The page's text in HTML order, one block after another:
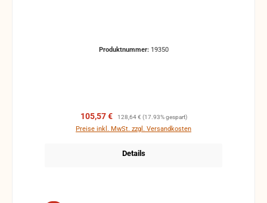
Produktnummer: 19350
Verkaufspreis:
105,57 € Regulärer Preis:
128,64 € (17.93% gespart)
Preise inkl. MwSt. zzgl. Versandkosten
Details